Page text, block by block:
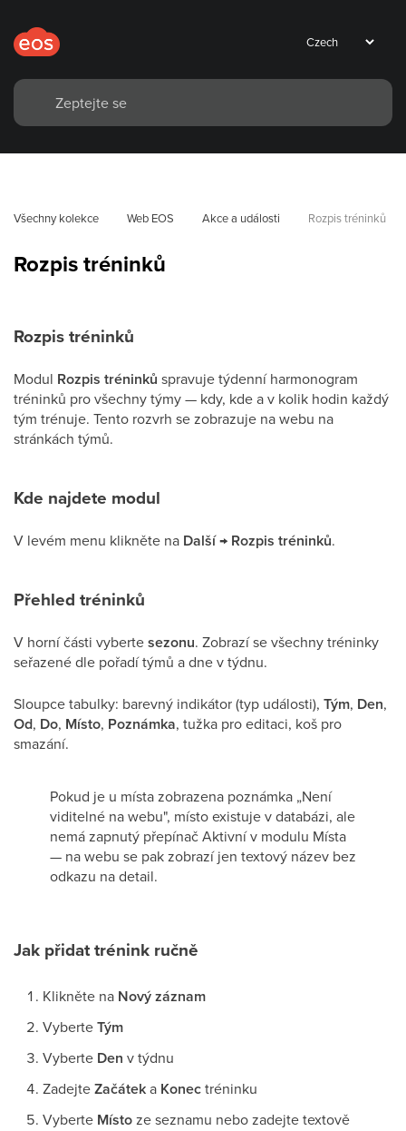
Všechny kolekce Web EOS Akce a události Rozpis tréninků
Rozpis tréninků
Rozpis tréninků
Modul Rozpis tréninků spravuje týdenní harmonogram
tréninků pro všechny týmy — kdy, kde a v kolik hodin každý
tým trénuje. Tento rozvrh se zobrazuje na webu na
stránkách týmů.
Kde najdete modul
V levém menu klikněte na Další → Rozpis tréninků.
Přehled tréninků
V horní části vybertesezonu. Zobrazí se všechny tréninky
seřazené dle pořadí týmů a dne v týdnu.
Sloupce tabulky: barevný indikátor (typ události), Tým, Den,
Od, Do, Místo, Poznámka, tužka pro editaci, koš pro
smazání.
Pokud je u místa zobrazena poznámka „Není
viditelné na webu", místo existuje v databázi, ale
nemá zapnutý přepínač Aktivní v modulu Místa
— na webu se pak zobrazí jen textový název bez
odkazu na detail.
Jak přidat trénink ručně
Klikněte na Nový záznam
VyberteTým
Vyberte Den v týdnu
ZadejteZačáteka Konectréninku
Vyberte Místoze seznamu nebo zadejte textově